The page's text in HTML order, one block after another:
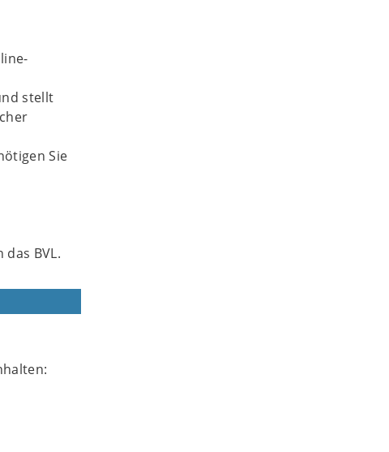
stellt
Sie
BVL.